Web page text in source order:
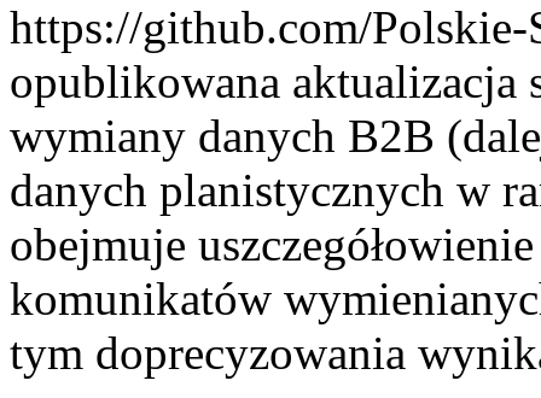
https://github.com/Polskie-
opublikowana aktualizacja
wymiany danych B2B
danych planistycznych w
obejmuje
komunikatów
tym doprecyzowania